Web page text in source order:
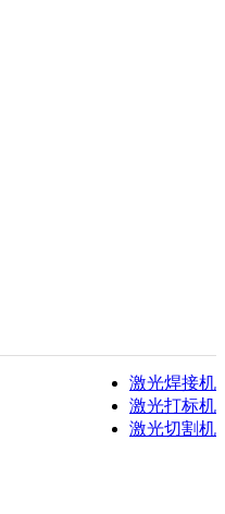
激光焊接机
激光打标机
激光切割机